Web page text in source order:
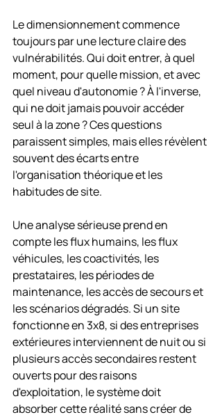
Le dimensionnement commence
toujours par une lecture claire des
vulnérabilités. Qui doit entrer, à quel
moment, pour quelle mission, et avec
quel niveau d'autonomie ? À l'inverse,
qui ne doit jamais pouvoir accéder
seul à la zone ? Ces questions
paraissent simples, mais elles révèlent
souvent des écarts entre
l'organisation théorique et les
habitudes de site.
Une analyse sérieuse prend en
compte les flux humains, les flux
véhicules, les coactivités, les
prestataires, les périodes de
maintenance, les accès de secours et
les scénarios dégradés. Si un site
fonctionne en 3x8, si des entreprises
extérieures interviennent de nuit ou si
plusieurs accès secondaires restent
ouverts pour des raisons
d'exploitation, le système doit
absorber cette réalité sans créer de